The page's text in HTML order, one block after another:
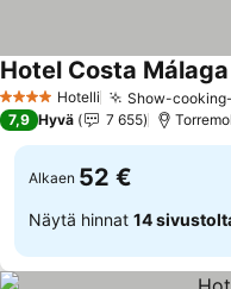
4 Tähtiluokitus
Hotelli Show-
Hotel Costa
7,9 Hyvä 7 655
Alkaen 52 €
Näytä hinnat 14